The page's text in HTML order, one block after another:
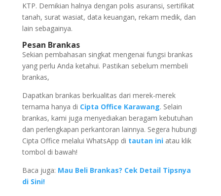
KTP. Demikian halnya dengan polis asuransi, sertifikat
tanah, surat wasiat, data keuangan, rekam medik, dan
lain sebagainya.
Pesan Brankas
Sekian pembahasan singkat mengenai fungsi brankas
yang perlu Anda ketahui. Pastikan sebelum membeli
brankas,
Dapatkan brankas berkualitas dari merek-merek
ternama hanya di Cipta Office Karawang. Selain
brankas, kami juga menyediakan beragam kebutuhan
dan perlengkapan perkantoran lainnya. Segera hubungi
Cipta Office melalui WhatsApp di tautan iniatau klik
tombol di bawah!
Baca juga: Mau Beli Brankas? Cek Detail Tipsnya
di Sini!